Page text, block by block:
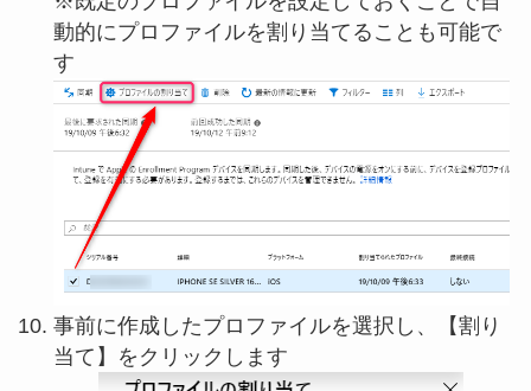
動的にプロファイルを割り当てることも可能で
す
事前に作成したプロファイルを選択し、【割り
当て】をクリックします